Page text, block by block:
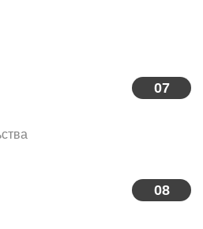
07
08